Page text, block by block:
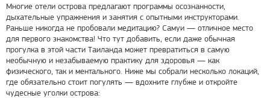
Многие отели острова предлагают программы осознанности,
дыхательные упражнения и занятия с опытными инструкторами.
Раньше никогда не пробовали медитацию? Самуи — отличное место
для первого знакомства! Что тут добавить, если даже обычная
прогулка в этой части Таиланда может превратиться в самую
необычную и незабываемую практику для здоровья — как
физического, так и ментального. Ниже мы собрали несколько локаций,
где обязательно стоит погулять — вдохните глубже и откройте
чудесные уголки острова: